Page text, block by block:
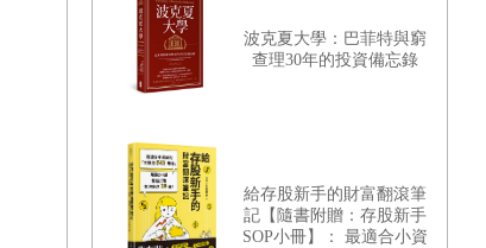
波克夏大學：巴菲特與窮
查理30年的投資備忘錄
給存股新手的財富翻滾筆
記【隨書附贈：存股新手
SOP小冊】： 最適合小資